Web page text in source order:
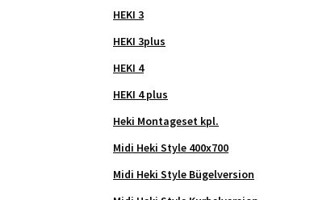
HEKI 3
HEKI 3plus
HEKI 4
HEKI 4 plus
Heki Montageset kpl.
Midi Heki Style 400x700
Midi Heki Style Bügelversion